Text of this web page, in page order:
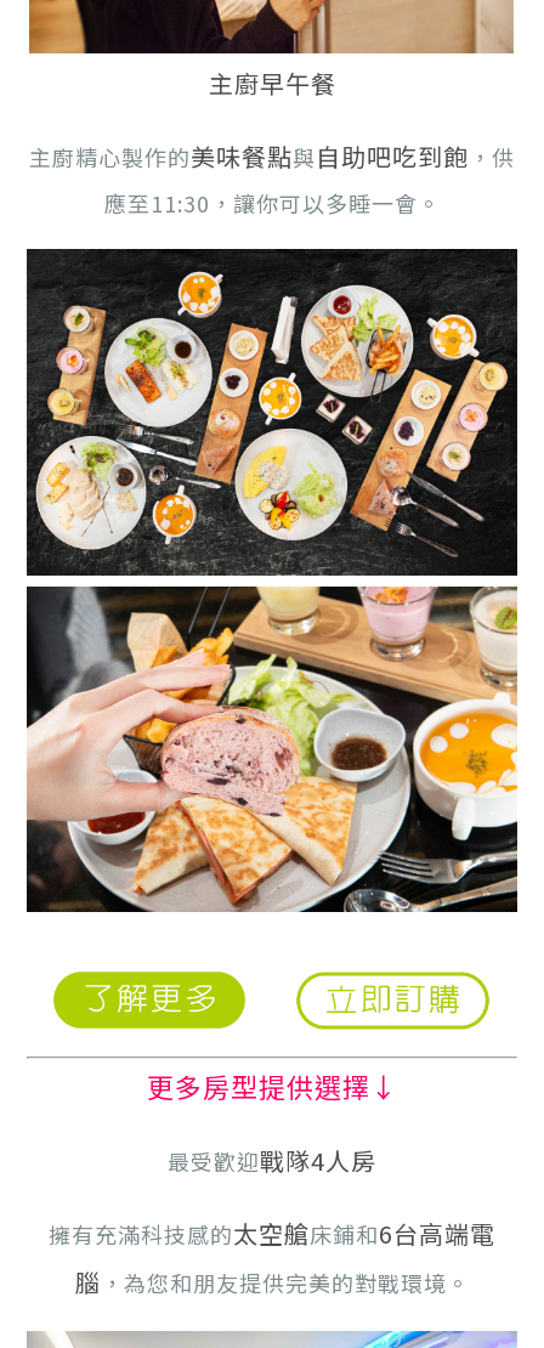
主廚早午餐
主廚精心製作的美味餐點與自助吧吃到飽 ，供
應至11:30，讓你可以多睡一會。
更多房型提供選擇↓
最受歡迎戰隊4人房
擁有充滿科技感的太空艙床鋪和6台高端電
腦 ，為您和朋友提供完美的對戰環境。